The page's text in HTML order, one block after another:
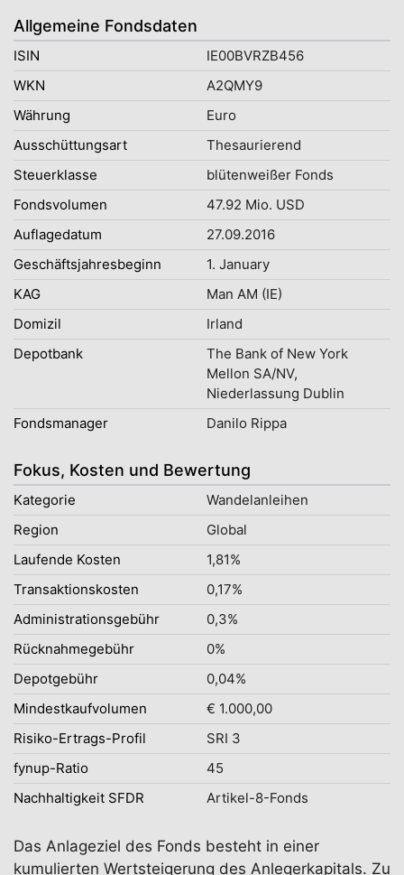
Allgemeine Fondsdaten
ISIN
IE00BVRZB456
WKN
A2QMY9
Währung
Euro
Ausschüttungsart
Thesaurierend
Steuerklasse
blütenweißer Fonds
Fondsvolumen
47.92 Mio. USD
Auflagedatum
27.09.2016
Geschäftsjahresbeginn
1. January
KAG
Man AM (IE)
Domizil
Irland
Depotbank
The Bank of New York
Mellon SA/NV,
Niederlassung Dublin
Fondsmanager
Danilo Rippa
Fokus, Kosten und Bewertung
Kategorie
Wandelanleihen
Region
Global
Laufende Kosten
1,81%
Transaktionskosten
0,17%
Administrationsgebühr
0,3%
Rücknahmegebühr
0%
Depotgebühr
0,04%
Mindestkaufvolumen
€ 1.000,00
Risiko-Ertrags-Profil
SRI 3
fynup-Ratio
45
Nachhaltigkeit SFDR
Artikel-8-Fonds
Das Anlageziel des Fonds besteht in einer
kumulierten Wertsteigerung des Anlegerkapitals. Zu